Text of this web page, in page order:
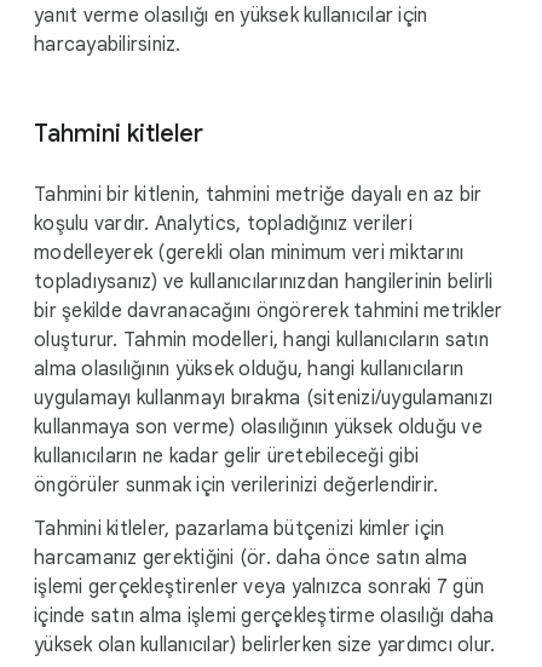
yanıt verme olasılığı en yüksek kullanıcılar için
harcayabilirsiniz.
Tahmini kitleler
Tahmini bir kitlenin, tahmini metriğe dayalı en az bir
koşulu vardır. Analytics, topladığınız verileri
modelleyerek (gerekli olan minimum veri miktarını
topladıysanız) ve kullanıcılarınızdan hangilerinin belirli
bir şekilde davranacağını öngörerek tahmini metrikler
oluşturur. Tahmin modelleri, hangi kullanıcıların satın
alma olasılığının yüksek olduğu, hangi kullanıcıların
uygulamayı kullanmayı bırakma (sitenizi/uygulamanızı
kullanmaya son verme) olasılığının yüksek olduğu ve
kullanıcıların ne kadar gelir üretebileceği gibi
öngörüler sunmak için verilerinizi değerlendirir.
Tahmini kitleler, pazarlama bütçenizi kimler için
harcamanız gerektiğini (ör. daha önce satın alma
işlemi gerçekleştirenler veya yalnızca sonraki 7 gün
içinde satın alma işlemi gerçekleştirme olasılığı daha
yüksek olan kullanıcılar) belirlerken size yardımcı olur.